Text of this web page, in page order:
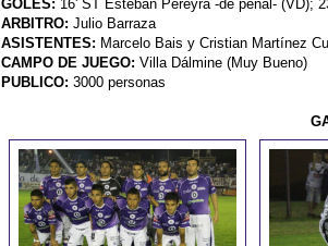
GOLES: 16' ST Esteban Pereyra -de penal- (VD);
ARBITRO: Julio Barraza
ASISTENTES: Marcelo Bais y Cristian Martínez
CAMPO DE JUEGO: Villa Dálmine (Muy Bueno)
PUBLICO: 3000 personas